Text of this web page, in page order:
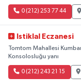
0 (212) 253 77 44
Istiklal Eczanesi
Tomtom Mahallesi
Konsolosluğu yanı
0 (212) 243 21 15